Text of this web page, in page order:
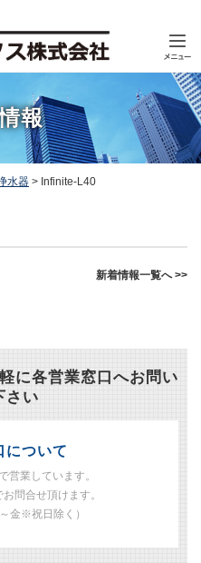
報
水器 > Infinite-L40
新着情報一覧へ >>
に各営業窓口へお問い
さい
について
営業しています。
問合せ頂けます。
金※祝日除く）